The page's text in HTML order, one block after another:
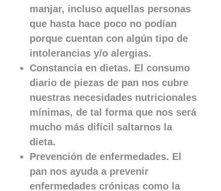
manjar, incluso aquellas personas
que hasta hace poco no podían
porque cuentan con algún tipo de
intolerancias y/o alergias.
Constancia en dietas. El consumo
diario de piezas de pan nos cubre
nuestras necesidades nutricionales
mínimas, de tal forma que nos será
mucho más difícil saltarnos la
dieta.
Prevención de enfermedades. El
pan nos ayuda a prevenir
enfermedades crónicas como la